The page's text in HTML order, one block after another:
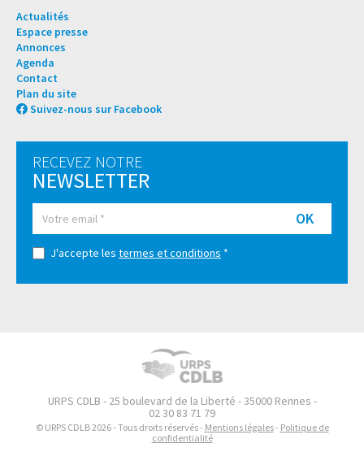
Actualités
Espace presse
Annonces
Agenda
Contact
Plan du site
Suivez-nous sur Facebook
RECEVEZ NOTRE
NEWSLETTER
OK
J'accepte les termes et conditions *
URPS CDLB - 25 boulevard de la Liberté - 35000 Rennes -
02 30 83 71 79
© URPS CDLB 2026 - Tous droits réservés - Mentions légales- Politique de
confidentialité